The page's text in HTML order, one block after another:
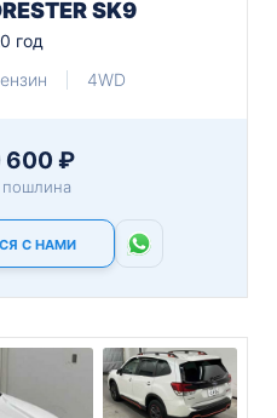
SK9
год
4WD
600 ₽
С НАМИ